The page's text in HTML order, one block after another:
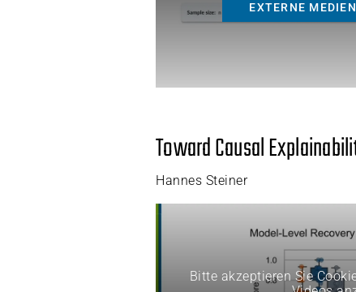
EXTERNE
Toward Causal
Hannes Steiner
Bitte akzeptieren Sie